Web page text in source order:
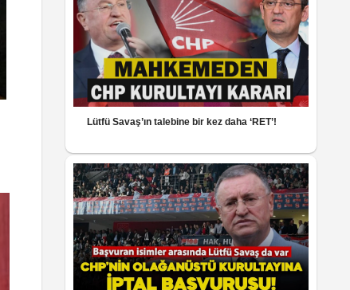
Lütfü Savaş’ın talebine bir kez daha ‘RET’!